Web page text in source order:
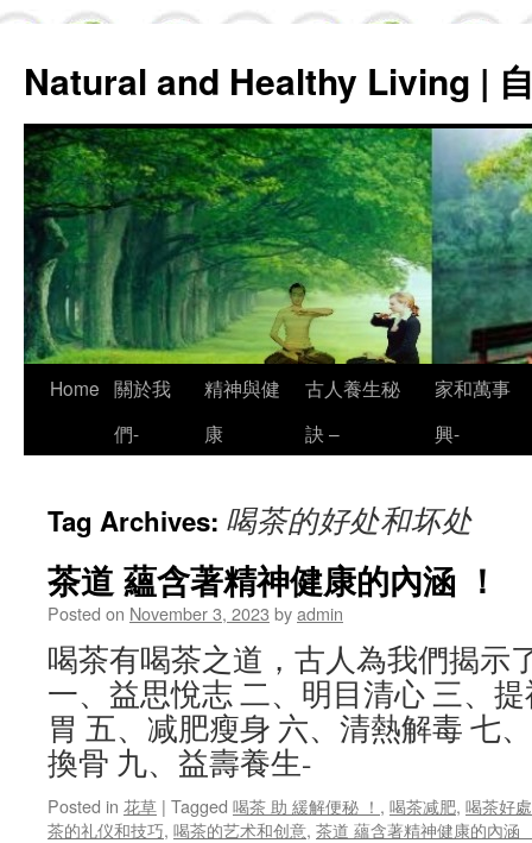
Natural and Healthy Living |
Skip
Home 關於我
們-
精神與健
康
古人養生秘
訣 –
家和萬事
興-
Tag Archives: 喝茶的好处和坏处
茶道 蘊含著精神健康的內涵 ！
Posted on November 3, 2023 byadmin
喝茶有喝茶之道，古人為我們揭示
一、益思悅志 二、明目清心 三、
胃 五、减肥瘦身 六、清熱解毒 七
換骨 九、益壽養生-
Posted in 花草 | Tagged 喝茶 助 緩解便秘 ！ , 喝茶减肥, 喝茶好
茶的礼仪和技巧, 喝茶的艺术和创意, 茶道 蘊含著精神健康的內涵